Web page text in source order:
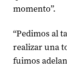
momento”.
“Pedimos al
realizar una
fuimos